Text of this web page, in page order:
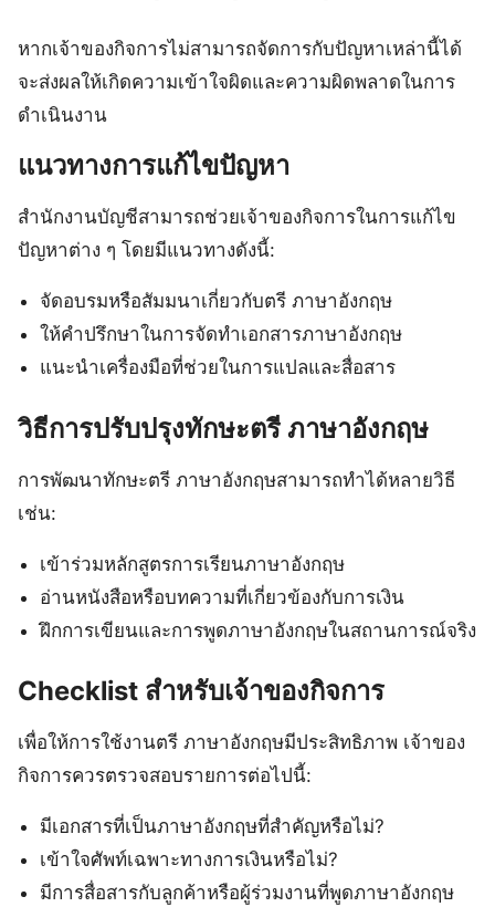
หากเจ้าของกิจการไม่สามารถจัดการกับปัญหาเหล่านี้ได้
จะส่งผลให้เกิดความเข้าใจผิดและความผิดพลาดในการ
ดำเนินงาน
แนวทางการแก้ไขปัญหา
สำนักงานบัญชีสามารถช่วยเจ้าของกิจการในการแก้ไข
ปัญหาต่าง ๆ โดยมีแนวทางดังนี้:
จัดอบรมหรือสัมมนาเกี่ยวกับตรี ภาษาอังกฤษ
ให้คำปรึกษาในการจัดทำเอกสารภาษาอังกฤษ
แนะนำเครื่องมือที่ช่วยในการแปลและสื่อสาร
วิธีการปรับปรุงทักษะตรี ภาษาอังกฤษ
การพัฒนาทักษะตรี ภาษาอังกฤษสามารถทำได้หลายวิธี
เช่น:
เข้าร่วมหลักสูตรการเรียนภาษาอังกฤษ
อ่านหนังสือหรือบทความที่เกี่ยวข้องกับการเงิน
ฝึกการเขียนและการพูดภาษาอังกฤษในสถานการณ์จริง
Checklist สำหรับเจ้าของกิจการ
เพื่อให้การใช้งานตรี ภาษาอังกฤษมีประสิทธิภาพ เจ้าของ
กิจการควรตรวจสอบรายการต่อไปนี้:
มีเอกสารที่เป็นภาษาอังกฤษที่สำคัญหรือไม่?
เข้าใจศัพท์เฉพาะทางการเงินหรือไม่?
มีการสื่อสารกับลูกค้าหรือผู้ร่วมงานที่พูดภาษาอังกฤษ